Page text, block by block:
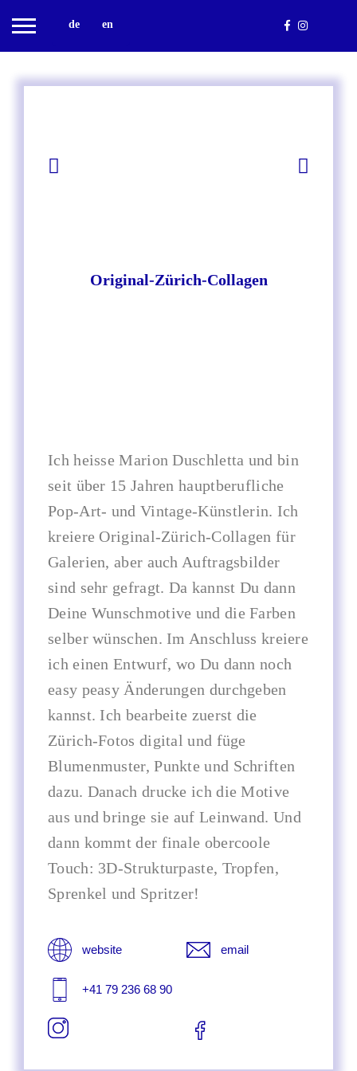
Original-Zürich-Collagen
Ich heisse Marion Duschletta und bin
seit über 15 Jahren hauptberufliche
Pop-Art- und Vintage-Künstlerin. Ich
kreiere Original-Zürich-Collagen für
Galerien, aber auch Auftragsbilder
sind sehr gefragt. Da kannst Du dann
Deine Wunschmotive und die Farben
selber wünschen. Im Anschluss kreiere
ich einen Entwurf, wo Du dann noch
easy peasy Änderungen durchgeben
kannst. Ich bearbeite zuerst die
Zürich-Fotos digital und füge
Blumenmuster, Punkte und Schriften
dazu. Danach drucke ich die Motive
aus und bringe sie auf Leinwand. Und
dann kommt der finale obercoole
Touch: 3D-Strukturpaste, Tropfen,
Sprenkel und Spritzer!
website email
+41 79 236 68 90
de en